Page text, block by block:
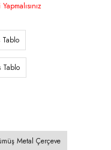
Tablo
Tablo
Metal Çerçeve